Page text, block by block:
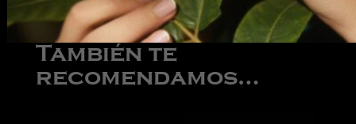
También te
recomendamos…